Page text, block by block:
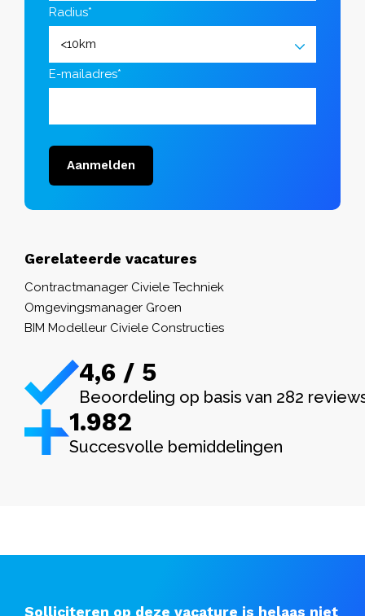
Radius*
E-mailadres*
Aanmelden
Gerelateerde vacatures
Contractmanager Civiele Techniek
Omgevingsmanager Groen
BIM Modelleur Civiele Constructies
4,6 / 5
Beoordeling op basis van 282
1.982
Succesvolle bemiddelingen
Solliciteren op deze vacature is helaas niet